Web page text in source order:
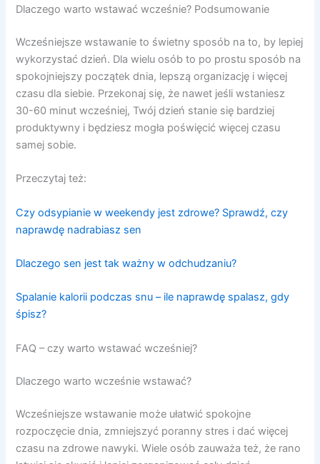
Dlaczego warto wstawać wcześnie? Podsumowanie
Wcześniejsze wstawanie to świetny sposób na to, by lepiej
wykorzystać dzień. Dla wielu osób to po prostu sposób na
spokojniejszy początek dnia, lepszą organizację i więcej
czasu dla siebie. Przekonaj się, że nawet jeśli wstaniesz
30-60 minut wcześniej, Twój dzień stanie się bardziej
produktywny i będziesz mogła poświęcić więcej czasu
samej sobie.
Przeczytaj też:
Czy odsypianie w weekendy jest zdrowe? Sprawdź, czy
naprawdę nadrabiasz sen
Dlaczego sen jest tak ważny w odchudzaniu?
Spalanie kalorii podczas snu – ile naprawdę spalasz, gdy
śpisz?
FAQ – czy warto wstawać wcześniej?
Dlaczego warto wcześnie wstawać?
Wcześniejsze wstawanie może ułatwić spokojne
rozpoczęcie dnia, zmniejszyć poranny stres i dać więcej
czasu na zdrowe nawyki. Wiele osób zauważa też, że rano